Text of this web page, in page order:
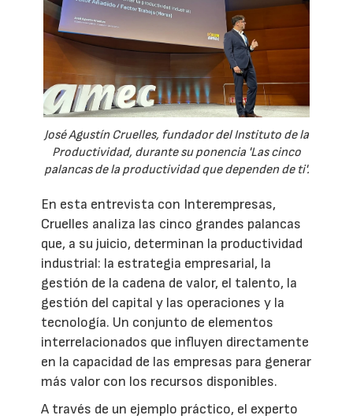
José Agustín Cruelles, fundador del Instituto de la
Productividad, durante su ponencia 'Las cinco
palancas de la productividad que dependen de ti'.
En esta entrevista con Interempresas,
Cruelles analiza las cinco grandes palancas
que, a su juicio, determinan la productividad
industrial: la estrategia empresarial, la
gestión de la cadena de valor, el talento, la
gestión del capital y las operaciones y la
tecnología. Un conjunto de elementos
interrelacionados que influyen directamente
en la capacidad de las empresas para generar
más valor con los recursos disponibles.
A través de un ejemplo práctico, el experto